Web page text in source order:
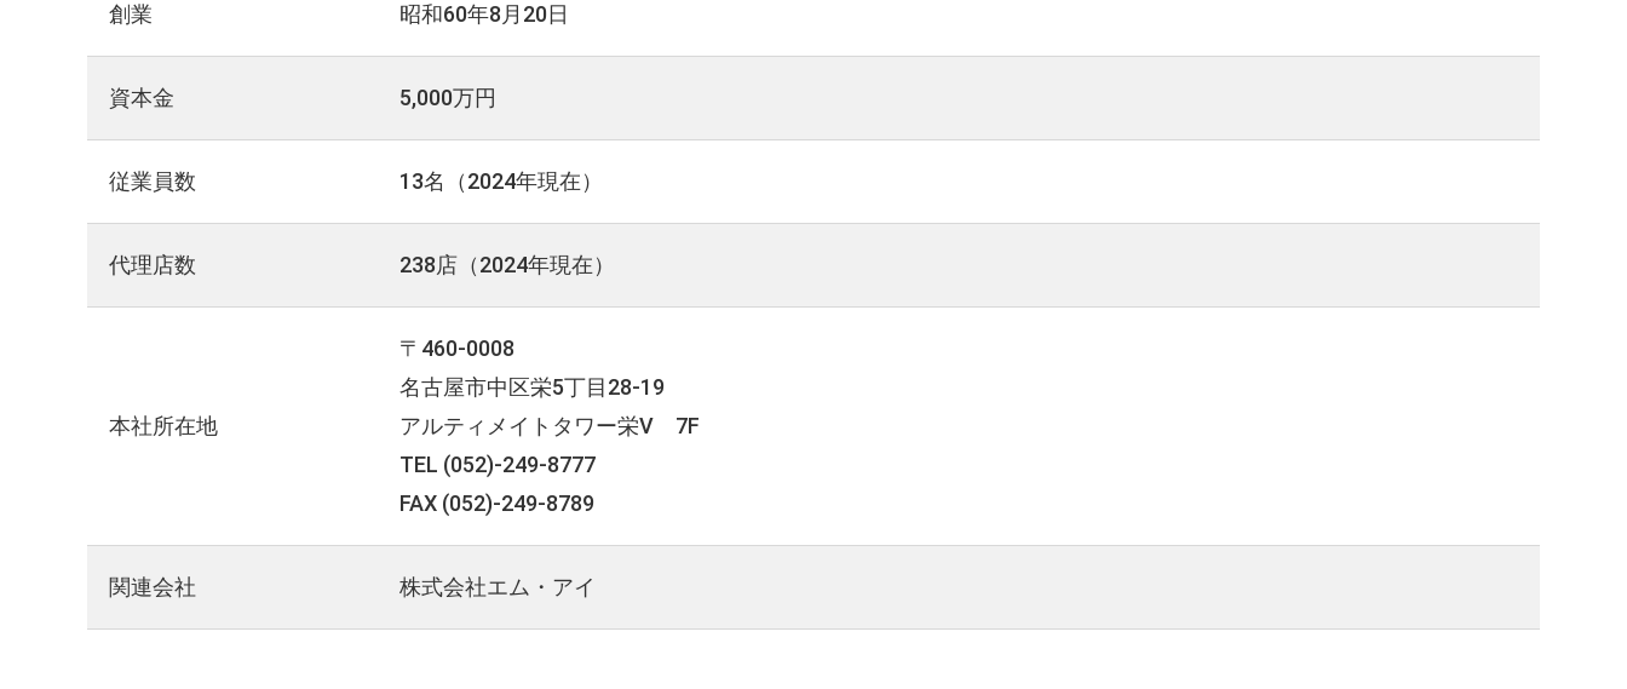
創業 昭和60年8月20日
資本金 5,000万円
従業員数 13名（2024年現在）
代理店数 238店（2024年現在）
本社所在地
〒460-0008
名古屋市中区栄5丁目28-19
アルティメイトタワー栄Ⅴ 7F
TEL (052)-249-8777
FAX (052)-249-8789
関連会社 株式会社エム・アイ